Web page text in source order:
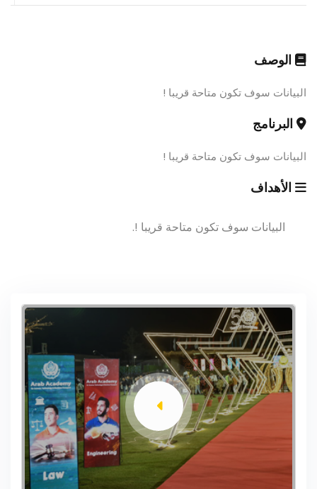
الوصف
البيانات سوف تكون متاحة قريبا !
البرنامج
البيانات سوف تكون متاحة قريبا !
الأهداف
البيانات سوف تكون متاحة قريبا !.